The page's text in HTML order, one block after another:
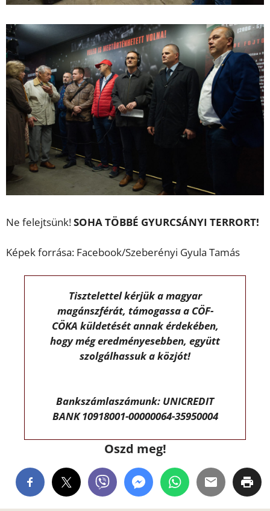
Ne felejtsünk!SOHA TÖBBÉ GYURCSÁNYI TERRORT!
Képek forrása: Facebook/Szeberényi Gyula Tamás
Tisztelettel kérjük a magyar
magánszférát, támogassa a CÖF-
CÖKA küldetését annak érdekében,
hogy még eredményesebben, együtt
szolgálhassuk a közjót!
Bankszámlaszámunk: UNICREDIT
BANK 10918001-00000064-35950004
Oszd meg!